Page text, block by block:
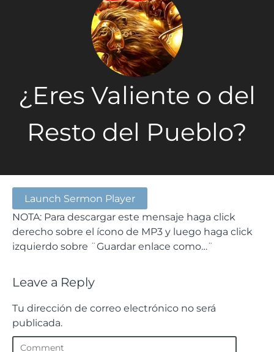
¿Eres Valiente o del
Resto del Pueblo?
Launch Sermon Player
NOTA: Para descargar este mensaje haga click
derecho sobre el ícono de MP3 y luego haga click
izquierdo sobre ¨Guardar enlace como…¨
Leave a Reply
Tu dirección de correo electrónico no será
publicada.